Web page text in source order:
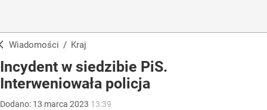
Wiadomości / Kraj
Incydent w siedzibie PiS.
Interweniowała policja
Dodano: 13 marca 2023 13:39